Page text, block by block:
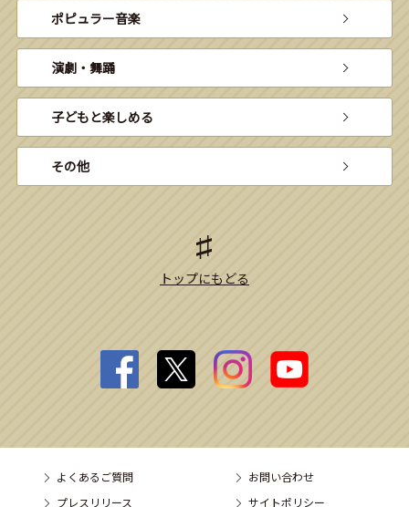
ポピュラー音楽
演劇・舞踊
子どもと楽しめる
その他
トップにもどる
よくあるご質問
お問い合わせ
プレスリリース
サイトポリシー